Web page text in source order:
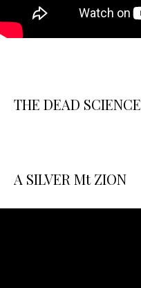
THE DEAD SCIENCE
A SILVER Mt ZION